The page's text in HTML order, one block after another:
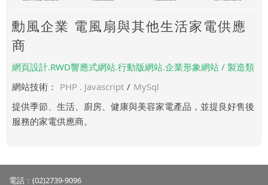
勳風企業 電風扇與其他生活家電供應
商
網頁設計.RWD響應式網站.行動版網站.企業形象網站 / 製造類
網站技術： PHP . Javascript / MySql
提供季節、生活、廚房、健康與美容家電產品，並提良好售後
服務的家電供應商。
電話：(02)2739-9096